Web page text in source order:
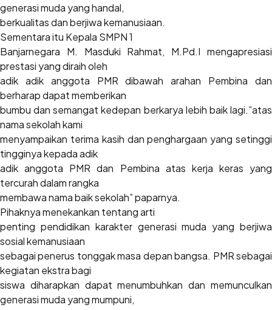
generasi muda yang handal,
berkualitas dan berjiwa kemanusiaan.
Sementara itu Kepala SMPN 1
Banjarnegara M. Masduki Rahmat, M.Pd.I mengapresiasi
prestasi yang diraih oleh
adik adik anggota PMR dibawah arahan Pembina dan
berharap dapat memberikan
bumbu dan semangat kedepan berkarya lebih baik lagi.”atas
nama sekolah kami
menyampaikan terima kasih dan penghargaan yang setinggi
tingginya kepada adik
adik anggota PMR dan Pembina atas kerja keras yang
tercurah dalam rangka
membawa nama baik sekolah” paparnya.
Pihaknya menekankan tentang arti
penting pendidikan karakter generasi muda yang berjiwa
sosial kemanusiaan
sebagai penerus tonggak masa depan bangsa. PMR sebagai
kegiatan ekstra bagi
siswa diharapkan dapat menumbuhkan dan memunculkan
generasi muda yang mumpuni,